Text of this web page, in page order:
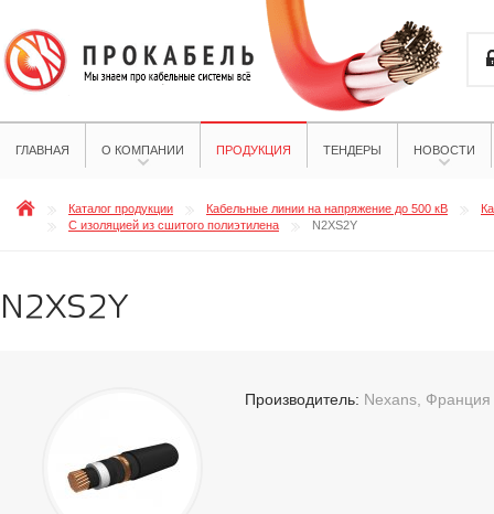
ГЛАВНАЯ О КОМПАНИИ ПРОДУКЦИЯ ТЕНДЕРЫ НОВОСТИ
Каталог продукции Кабельные линии на напряжение до 500 кВ
С изоляцией из сшитого полиэтилена
N2XS2Y
N2XS2Y
Производитель: Nexans, Франция